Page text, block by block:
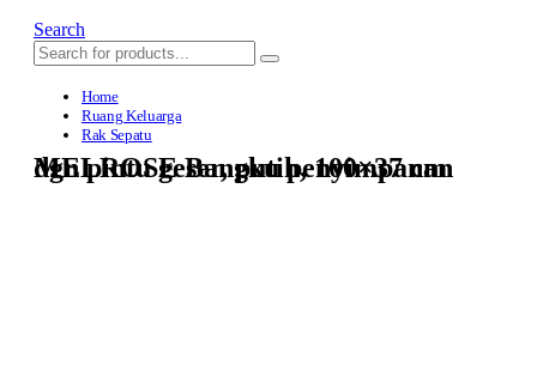
Search
Home
Ruang Keluarga
Rak Sepatu
MELROSE Bangku penyimpanan dgn pintu geser, putih, 100×37 cm